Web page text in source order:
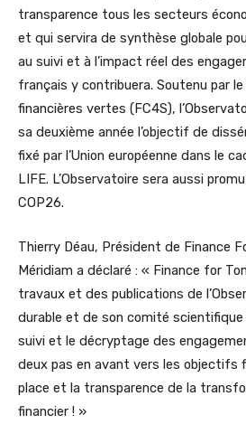
transparence tous les secteurs
et qui servira de synthèse globale
au suivi et à l’impact réel des
français y contribuera. Soutenu par
financières vertes (FC4S),
sa deuxième année l’objectif de
fixé par l’Union européenne dans le
LIFE. L’Observatoire sera aussi
COP26.
Thierry Déau, Président de Finance
Méridiam a déclaré : « Finance for
travaux et des publications de
durable et de son comité scientifique
suivi et le décryptage des
deux pas en avant vers les objectifs
place et la transparence de la
financier ! »